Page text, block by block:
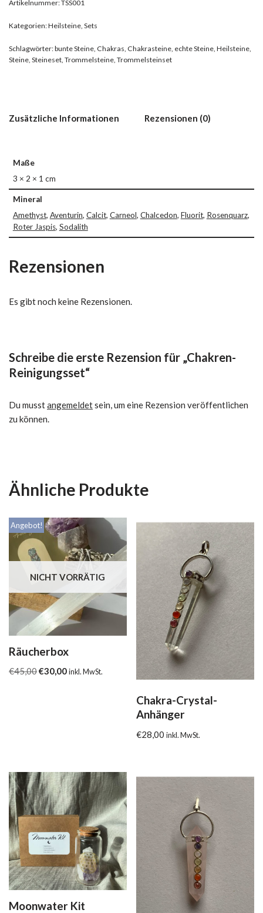
Artikelnummer:TSS001
Kategorien:Heilsteine, Sets
Schlagwörter:bunte Steine, Chakras, Chakrasteine, echte Steine, Heilsteine,
Steine, Steineset, Trommelsteine, Trommelsteinset
Zusätzliche Informationen Rezensionen (0)
Maße
3 × 2 × 1 cm
Mineral
Amethyst, Aventurin, Calcit, Carneol, Chalcedon, Fluorit, Rosenquarz,
Roter Jaspis, Sodalith
Rezensionen
Es gibt noch keine Rezensionen.
Schreibe die erste Rezension für „Chakren-
Reinigungsset“
Du musstangemeldetsein, um eine Rezension veröffentlichen
zu können.
Ähnliche Produkte
NICHT VORRÄTIG
Angebot!
Räucherbox
€45,00€30,00 inkl. MwSt.
Chakra-Crystal-
Anhänger
€28,00 inkl. MwSt.
Moonwater Kit